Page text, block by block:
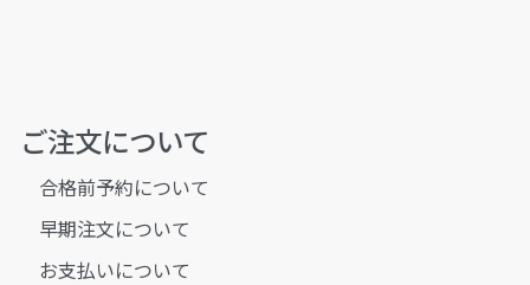
ご注文について
合格前予約について
早期注文について
お支払いについて